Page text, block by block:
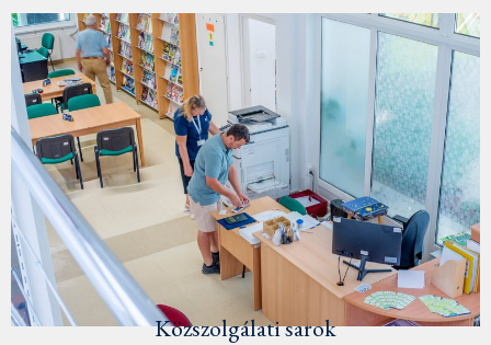
Közszolgálati sarok